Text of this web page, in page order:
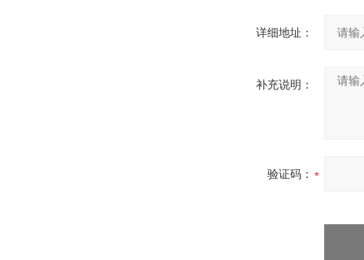
详细地址：
补充说明：
验证码：